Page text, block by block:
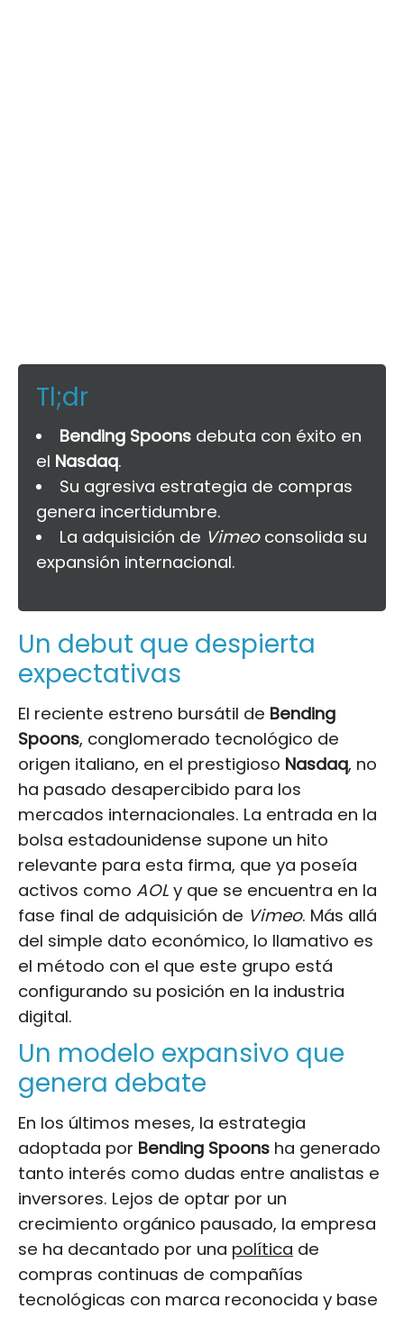
Tl;dr
Bending Spoonsdebuta con éxito en
el Nasdaq.
Su agresiva estrategia de compras
genera incertidumbre.
La adquisición de Vimeoconsolida su
expansión internacional.
Un debut que despierta
expectativas
El reciente estreno bursátil de Bending
Spoons, conglomerado tecnológico de
origen italiano, en el prestigioso Nasdaq, no
ha pasado desapercibido para los
mercados internacionales. La entrada en la
bolsa estadounidense supone un hito
relevante para esta firma, que ya poseía
activos como AOL y que se encuentra en la
fase final de adquisición de Vimeo. Más allá
del simple dato económico, lo llamativo es
el método con el que este grupo está
configurando su posición en la industria
digital.
Un modelo expansivo que
genera debate
En los últimos meses, la estrategia
adoptada por Bending Spoons ha generado
tanto interés como dudas entre analistas e
inversores. Lejos de optar por un
crecimiento orgánico pausado, la empresa
se ha decantado por una política de
compras continuas de compañías
tecnológicas con marca reconocida y base